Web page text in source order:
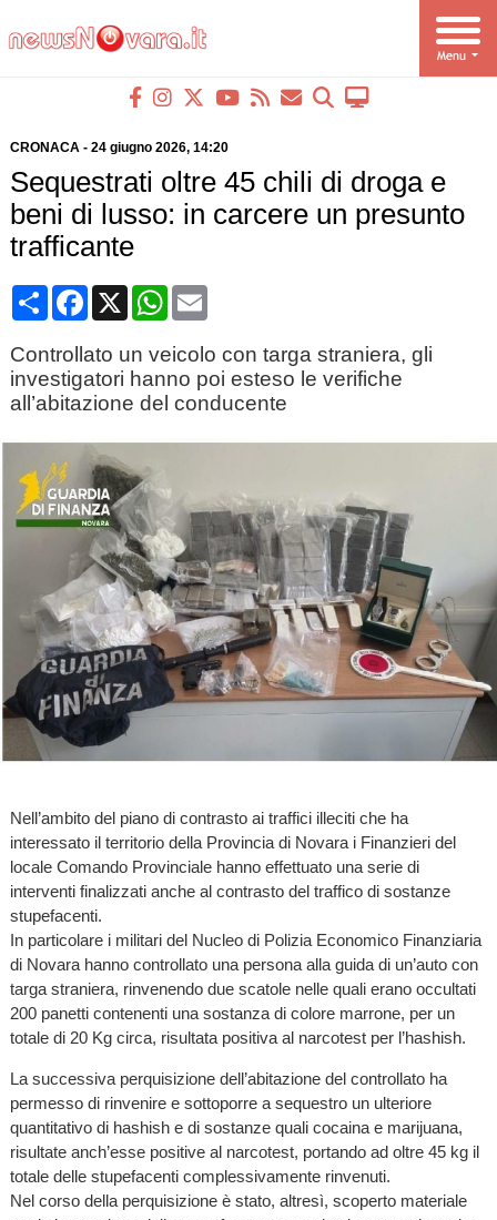
CRONACA- 24 giugno 2026, 14:20
Sequestrati oltre 45 chili di droga e
beni di lusso: in carcere un presunto
trafficante
CondividiFacebook
X WhatsApp
Email
Controllato un veicolo con targa straniera, gli
investigatori hanno poi esteso le verifiche
all’abitazione del conducente
Nell’ambito del piano di contrasto ai traffici illeciti che ha
interessato il territorio della Provincia di Novara i Finanzieri del
locale Comando Provinciale hanno effettuato una serie di
interventi finalizzati anche al contrasto del traffico di sostanze
stupefacenti.
In particolare i militari del Nucleo di Polizia Economico Finanziaria
di Novara hanno controllato una persona alla guida di un’auto con
targa straniera, rinvenendo due scatole nelle quali erano occultati
200 panetti contenenti una sostanza di colore marrone, per un
totale di 20 Kg circa, risultata positiva al narcotest per l’hashish.
La successiva perquisizione dell’abitazione del controllato ha
permesso di rinvenire e sottoporre a sequestro un ulteriore
quantitativo di hashish e di sostanze quali cocaina e marijuana,
risultate anch’esse positive al narcotest, portando ad oltre 45 kg il
totale delle stupefacenti complessivamente rinvenuti.
Nel corso della perquisizione è stato, altresì, scoperto materiale